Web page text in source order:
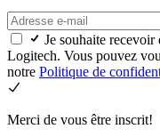
Je souhaite recevoir
Logitech. Vous pouvez
notre Politique de
Merci de vous être inscrit!